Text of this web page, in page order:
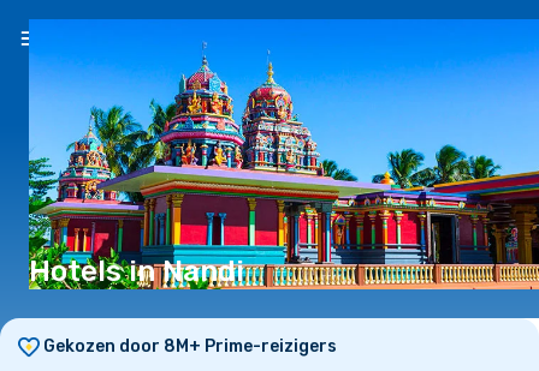
Hotels in Nandi
Gekozen door 8M+ Prime-reizigers